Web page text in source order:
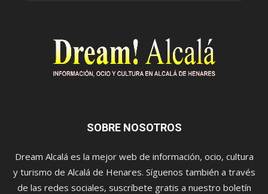
SOBRE NOSOTROS
Dream Alcalá es la mejor web de información, ocio, cultura
y turismo de Alcalá de Henares. Síguenos también a través
de las redes sociales, suscríbete gratis a nuestro boletín